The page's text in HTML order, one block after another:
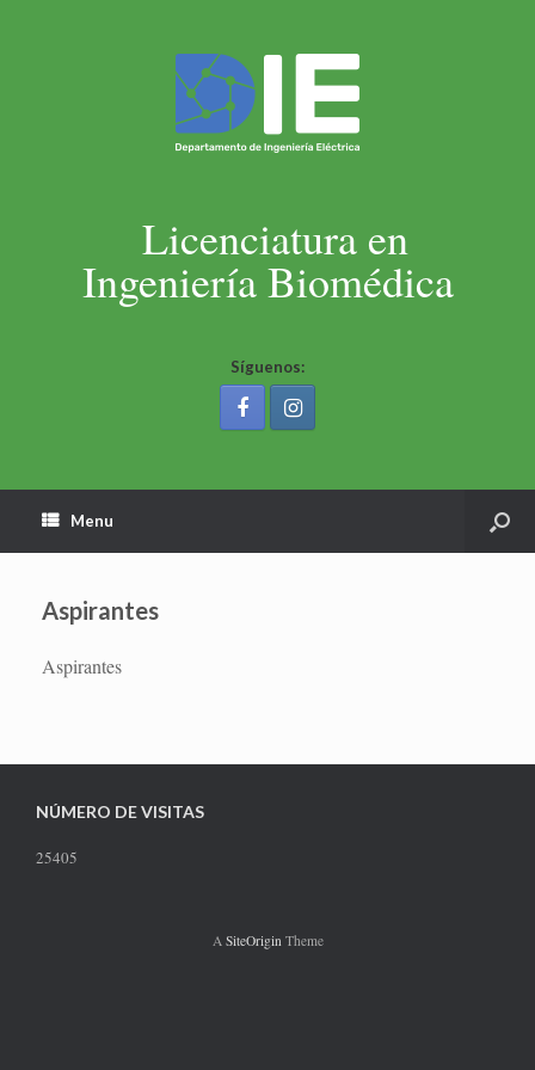
Licenciatura en
Ingeniería Biomédica
Síguenos:
Menu
Aspirantes
Aspirantes
NÚMERO DE VISITAS
25405
A SiteOriginTheme